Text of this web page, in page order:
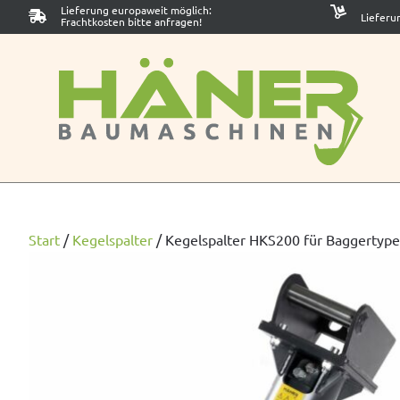
Lieferung europaweit möglich:
Frachtkosten bitte anfragen!
Start / Kegelspalter / Kegelspalter HKS200 für